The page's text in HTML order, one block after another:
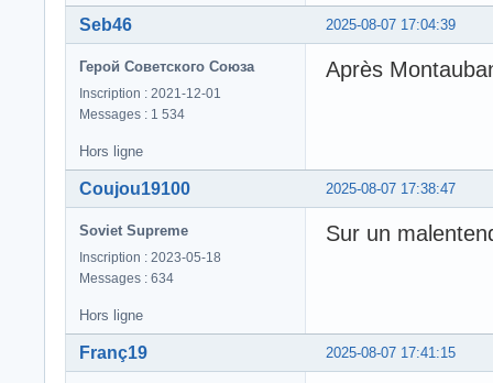
2025-08-07 17:04:39
Seb46
Герой Советского Союза
Inscription : 2021-12-01
Messages : 1 534
Après
Hors ligne
2025-08-07 17:38:47
Coujou19100
Soviet Supreme
Inscription : 2023-05-18
Messages : 634
Sur un
Hors ligne
2025-08-07 17:41:15
Franç19